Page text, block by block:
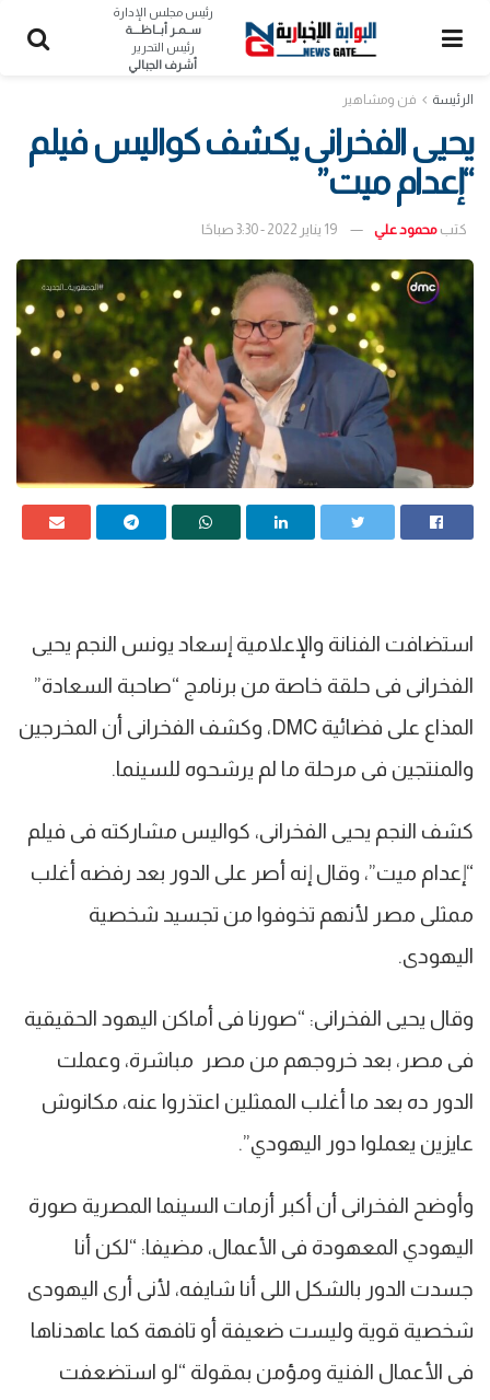
رئيس مجلس الإدارة
ســمـر أبــاظــــة
رئيس التحرير
أشرف الجبالي
الرئيسة فن ومشاهير
يحيى الفخرانى يكشف كواليس فيلم
“إعدام ميت”
كتب محمود علي 19 يناير 2022 - 3:30 صباحًا
استضافت الفنانة والإعلامية إسعاد يونس النجم يحيى
الفخرانى فى حلقة خاصة من برنامج “صاحبة السعادة”
المذاع على فضائية DMC، وكشف الفخرانى أن المخرجين
والمنتجين فى مرحلة ما لم يرشحوه للسينما.
كشف النجم يحيى الفخرانى، كواليس مشاركته فى فيلم
“إعدام ميت”، وقال إنه أصر على الدور بعد رفضه أغلب
ممثلى مصر لأنهم تخوفوا من تجسيد شخصية
اليهودى.
وقال يحيى الفخرانى: “صورنا فى أماكن اليهود الحقيقية
فى مصر، بعد خروجهم من مصر مباشرة، وعملت
الدور ده بعد ما أغلب الممثلين اعتذروا عنه، مكانوش
عايزين يعملوا دور اليهودي”.
وأوضح الفخرانى أن أكبر أزمات السينما المصرية صورة
اليهودي المعهودة فى الأعمال، مضيفا: “لكن أنا
جسدت الدور بالشكل اللى أنا شايفه، لأنى أرى اليهودى
شخصية قوية وليست ضعيفة أو تافهة كما عاهدناها
فى الأعمال الفنية ومؤمن بمقولة “لو استضعفت